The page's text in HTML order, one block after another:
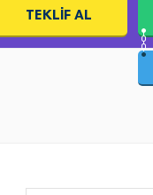
TEKLIF AL